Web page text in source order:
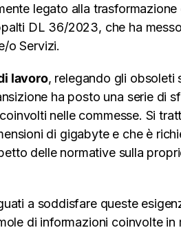
legato alla trasformazione
DL 36/2023, che ha
o Servizi.
lavoro, relegando gli obsoleti
ha posto una serie di
nelle commesse. Si
di gigabyte e che è
delle normative sulla
a soddisfare queste
di informazioni coinvolte